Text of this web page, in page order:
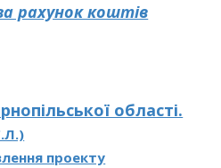
рахунок коштів
області.
проекту